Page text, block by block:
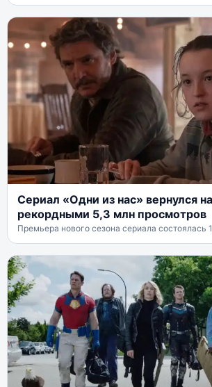
Сериал «Одни из нас» вернулся
рекордными 5,3 млн просмотров
Премьера нового сезона сериала состоялась